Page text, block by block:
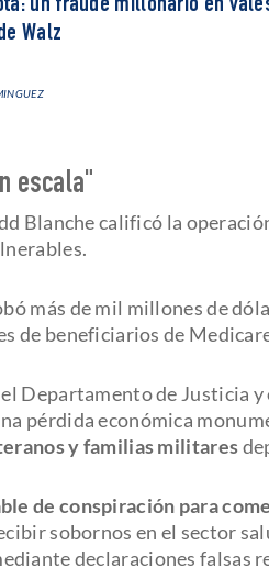
un fraude millonario en
Walz
escala"
Blanche calificó la
más de mil millones de
de beneficiarios de
Departamento de Justicia
pérdida económica
y familias militares
de conspiración para
sobornos en el sector
declaraciones falsas